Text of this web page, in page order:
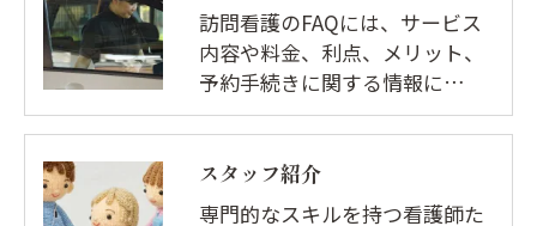
訪問看護のFAQには、サービス
内容や料金、利点、メリット、
予約手続きに関する情報に…
スタッフ紹介
専門的なスキルを持つ看護師た